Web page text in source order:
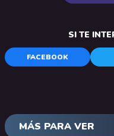
SI TE
FACEBOOK
MÁS PARA VER